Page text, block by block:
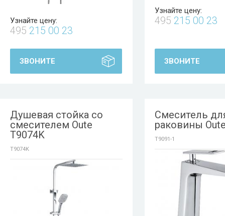
Узнайте цену:
495 215 00 23
ЗВОНИТЕ
Узнайте цену:
495 215 00 23
ЗВОНИТЕ
Душевая стойка со
смесителем Oute
T9074K
T9074K
Смеситель
раковины
T9091-1